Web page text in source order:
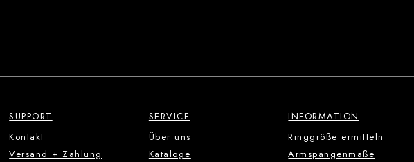
SUPPORT
Kontakt
Versand + Zahlung
SERVICE
Über uns
Kataloge
INFORMATION
Ringgröße ermitteln
Armspangenmaße